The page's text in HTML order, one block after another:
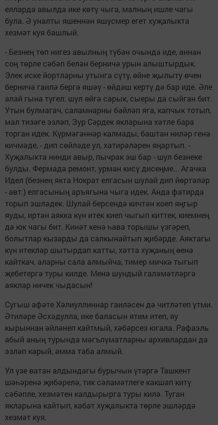
елларда авылда ике көтү чыга, малның ишле чагы
була. Ә уналты яшеннән яшүсмер егет хуҗалыкта
хезмәт куя башлый.
- Безнең төп нигез авылның түбән очында иде, аннан
соң төрле сәбәп белән берничә урын алыштырдык.
Элек иске йортларны утынга сүтү, өйне җылыту өчен
берничә гаилә бергә яшәү - өйдәш кертү дә бар иде. Әле
алай гына түгел: шул өйгә сарык, сыеры да сыйган бит.
Утын булмагач, саламнарны бәйләп яга, капчык тотып,
мал тизәге эзләп, Зур Сәрдек якларына хәтле бара
торган идек. Күрмәгәннәр калмады, баштан ниләр генә
кичмәде, - дип сөйләде ул, хатирәләрен яңартып. -
Хуҗалыкта нинди авыр, пычрак эш бар - шул безнеке
булды. Фермада ремонт, урман кисү дисеңме... Агачка
Идел (безнең якта Нократ елгасын шулай дип йөртәләр
- авт.) елгасының аръягына чыга идек. Анда фатирда
торып эшләдек. Шулай берсендә кичтән коеп яңгыр
яуды, иртән аякка күн итек киеп чыгып киттек, киемнең
дә юк чагы бит. Кинәт кенә һава торышы үзгәреп,
болытлар кызарды да салкынайтып җибәрде. Аяктагы
күн итекләр шытырдап катты, хәтта хуҗаның өенә
кайткач, аларны сала алмыйча, тимер мичкә тыгып
җебетергә туры килде. Менә шундый галәмәтләргә
аяклар ничек чыдасын!
Сугыш афәте Хәлиуллиннар гаиләсен дә читләтеп үтми.
Әтиләре Әсхәдулла, ике баласын ятим итеп, яу
кырыннан әйләнеп кайтмый, хәбәрсез югала. Рафаэль
абый аның турында мәгълүматларны архивлардан да
эзләп карый, әмма таба алмый.
Ул үзе ватан алдындагы бурычын үтәргә Ташкент
шәһәренә җибәрелә, тик сәламәтлеге какшап китү
сәбәпле, хезмәтен калдырырга туры килә. Туган
якларына кайтып, кабат хуҗалыкта төрле эшләрдә
хезмәт куя.